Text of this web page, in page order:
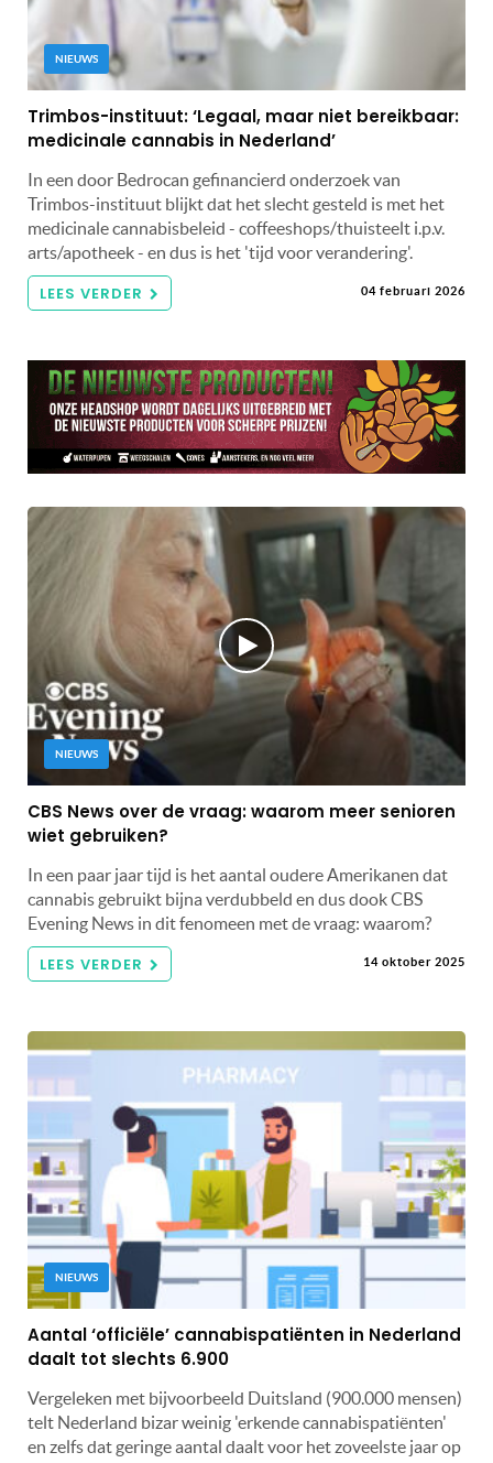
NIEUWS
Trimbos-instituut: ‘Legaal, maar niet bereikbaar:
medicinale cannabis in Nederland’
In een door Bedrocan gefinancierd onderzoek van
Trimbos-instituut blijkt dat het slecht gesteld is met het
medicinale cannabisbeleid - coffeeshops/thuisteelt i.p.v.
arts/apotheek - en dus is het 'tijd voor verandering'.
LEES VERDER 04 februari 2026
NIEUWS
CBS News over de vraag: waarom meer senioren
wiet gebruiken?
In een paar jaar tijd is het aantal oudere Amerikanen dat
cannabis gebruikt bijna verdubbeld en dus dook CBS
Evening News in dit fenomeen met de vraag: waarom?
LEES VERDER 14 oktober 2025
NIEUWS
Aantal ‘officiële’ cannabispatiënten in Nederland
daalt tot slechts 6.900
Vergeleken met bijvoorbeeld Duitsland (900.000 mensen)
telt Nederland bizar weinig 'erkende cannabispatiënten'
en zelfs dat geringe aantal daalt voor het zoveelste jaar op